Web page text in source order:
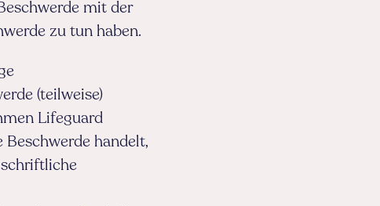
mit der
zu tun haben.
(teilweise)
Lifeguard
Beschwerde handelt,
schriftliche